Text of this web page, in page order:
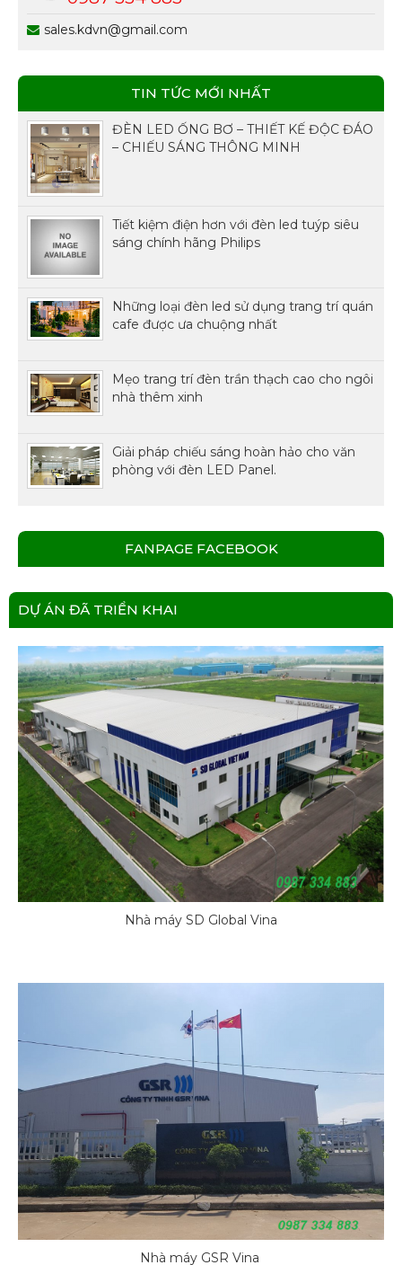
sales.kdvn@gmail.com
TIN TỨC MỚI NHẤT
ĐÈN LED ỐNG BƠ – THIẾT KẾ ĐỘC ĐÁO
– CHIẾU SÁNG THÔNG MINH
Tiết kiệm điện hơn với đèn led tuýp siêu
sáng chính hãng Philips
Những loại đèn led sử dụng trang trí quán
cafe được ưa chuộng nhất
Mẹo trang trí đèn trần thạch cao cho ngôi
nhà thêm xinh
Giải pháp chiếu sáng hoàn hảo cho văn
phòng với đèn LED Panel.
FANPAGE FACEBOOK
DỰ ÁN ĐÃ TRIỂN KHAI
Nhà máy SD Global Vina
Nhà máy GSR Vina